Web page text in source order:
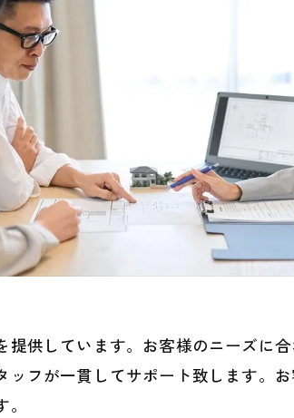
供しています。お客様のニーズに
フが一貫してサポート致します。